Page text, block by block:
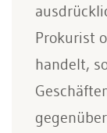
Prokurist
handelt,